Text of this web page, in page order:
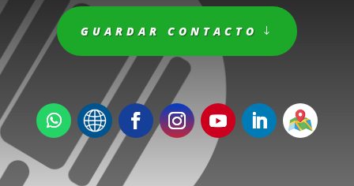
GUARDAR CONTACTO